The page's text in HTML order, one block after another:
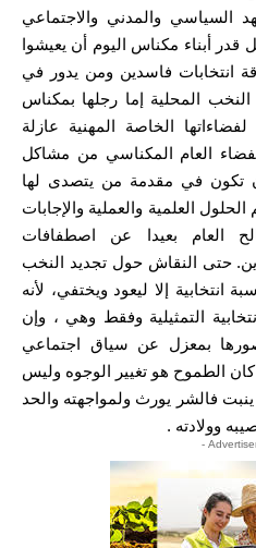
السياسي والمدني والاجتماعي
قدر أبناء مكناس اليوم أن يعيشوا
انتخابات فاسدين ومن يدور في
المحلية إما رجلها بمكناس
الخاصة المهنية عازلة
العام المكناسي من مشاكل
تكون في مقدمة من يتصدى لها
العلمية والعملية والإجابات
العام بعيدا عن اصطفافات
حتى النقاش حول تجديد النخب
انتخابية إلا ليعود ويختفي، لأنه
التمثيلية وفقط وهي ، وإن
بمعزل عن سياق اجتماعي
كان الطموح هو تغيير الوجوه وليس
فالشر يورث ولمواجهته والحد
وولادته .